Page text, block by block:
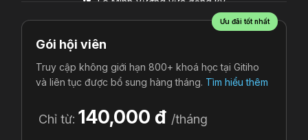
Ưu đãi tốt nhất
Gói hội viên
Truy cập không giới hạn 800+ khoá học tại Gitiho
và liên tục được bổ sung hàng tháng. Tìm hiểu thêm
Chỉ từ: 140,000 đ /tháng